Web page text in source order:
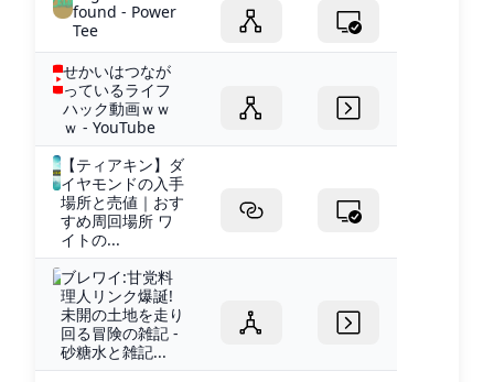
found - Power
Tee
せかいはつなが
っているライフ
ハック動画ｗｗ
ｗ - YouTube
【ティアキン】ダ
イヤモンドの入手
場所と売値｜おす
すめ周回場所 ワ
イトの...
ブレワイ:甘党料
理人リンク爆誕!
未開の土地を走り
回る冒険の雑記 -
砂糖水と雑記...